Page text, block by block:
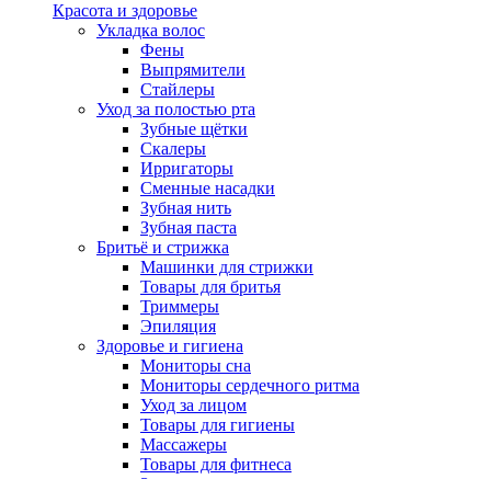
Красота и здоровье
Укладка волос
Фены
Выпрямители
Стайлеры
Уход за полостью рта
Зубные щётки
Скалеры
Ирригаторы
Сменные насадки
Зубная нить
Зубная паста
Бритьё и стрижка
Машинки для стрижки
Товары для бритья
Триммеры
Эпиляция
Здоровье и гигиена
Мониторы сна
Мониторы сердечного ритма
Уход за лицом
Товары для гигиены
Массажеры
Товары для фитнеса